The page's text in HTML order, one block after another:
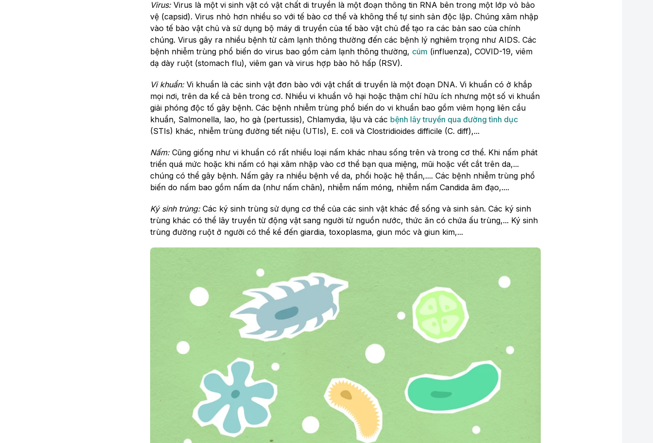
Virus:Virus là một vi sinh vật có vật chất di truyền là một đoạn thông tin RNA bên trong một lớp vỏ bảo
vệ (capsid). Virus nhỏ hơn nhiều so với tế bào cơ thể và không thể tự sinh sản độc lập. Chúng xâm nhập
vào tế bào vật chủ và sử dụng bộ máy di truyền của tế bào vật chủ để tạo ra các bản sao của chính
chúng. Virus gây ra nhiều bệnh từ cảm lạnh thông thường đến các bệnh lý nghiêm trọng như AIDS. Các
bệnh nhiễm trùng phổ biến do virus bao gồm cảm lạnh thông thường, cúm (influenza), COVID-19, viêm
dạ dày ruột (stomach flu), viêm gan và virus hợp bào hô hấp (RSV).
Vi khuẩn: Vi khuẩn là các sinh vật đơn bào với vật chất di truyền là một đoạn DNA. Vi khuẩn có ở khắp
mọi nơi, trên da kể cả bên trong cơ. Nhiều vi khuẩn vô hại hoặc thậm chí hữu ích nhưng một số vi khuẩn
giải phóng độc tố gây bệnh. Các bệnh nhiễm trùng phổ biến do vi khuẩn bao gồm viêm họng liên cầu
khuẩn, Salmonella, lao, ho gà (pertussis), Chlamydia, lậu và các bệnh lây truyền qua đường tình dục
(STIs) khác, nhiễm trùng đường tiết niệu (UTIs), E. coli và Clostridioides difficile (C. diff),...
Nấm:Cũng giống như vi khuẩn có rất nhiều loại nấm khác nhau sống trên và trong cơ thể. Khi nấm phát
triển quá mức hoặc khi nấm có hại xâm nhập vào cơ thể bạn qua miệng, mũi hoặc vết cắt trên da,...
chúng có thể gây bệnh. Nấm gây ra nhiều bệnh về da, phổi hoặc hệ thần,.... Các bệnh nhiễm trùng phổ
biến do nấm bao gồm nấm da (như nấm chân), nhiễm nấm móng, nhiễm nấm Candida âm đạo,....
Ký sinh trùng: Các ký sinh trùng sử dụng cơ thể của các sinh vật khác để sống và sinh sản. Các ký sinh
trùng khác có thể lây truyền từ động vật sang người từ nguồn nước, thức ăn có chứa ấu trùng,... Ký sinh
trùng đường ruột ở người có thể kể đến giardia, toxoplasma, giun móc và giun kim,...